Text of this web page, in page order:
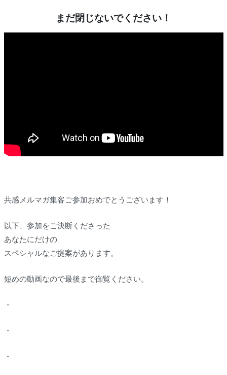
まだ閉じないでください！
共感メルマガ集客ご参加おめでとうございます！
以下、参加をご決断くださった
あなたにだけの
スペシャルなご提案があります。
短めの動画なので最後まで御覧ください。
・
・
・